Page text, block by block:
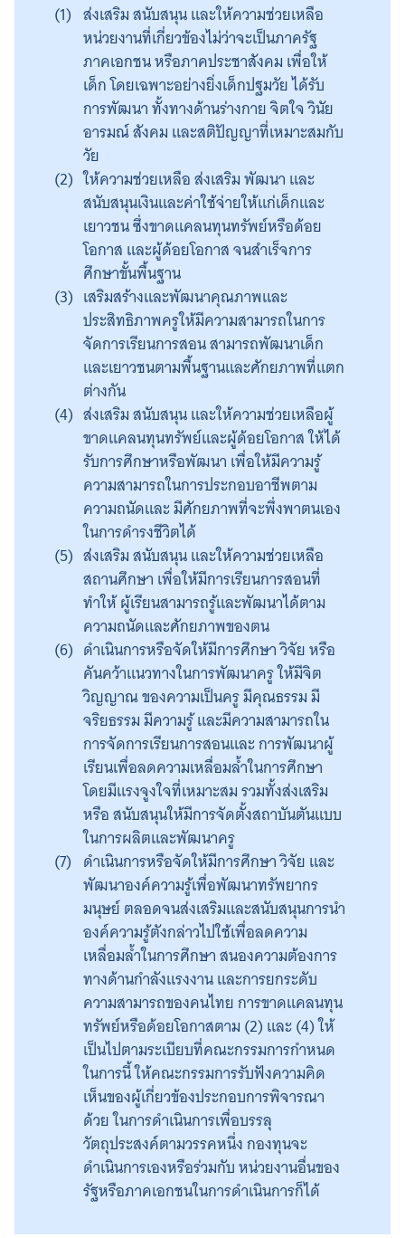
ส่งเสริม สนับสนุน และให้ความช่วยเหลือ
หน่วยงานที่เกี่ยวข้องไม่ว่าจะเป็นภาครัฐ
ภาคเอกชน หรือภาคประชาสังคม เพื่อให้
เด็ก โดยเฉพาะอย่างยิ่งเด็กปฐมวัย ได้รับ
การพัฒนา ทั้งทางด้านร่างกาย จิตใจ วินัย
อารมณ์ สังคม และสติปัญญาที่เหมาะสมกับ
วัย
ให้ความช่วยเหลือ ส่งเสริม พัฒนา และ
สนับสนุนเงินและค่าใช้จ่ายให้แก่เด็กและ
เยาวชน ซึ่งขาดแคลนทุนทรัพย์หรือด้อย
โอกาส และผู้ด้อยโอกาส จนสำเร็จการ
ศึกษาขั้นพื้นฐาน
เสริมสร้างและพัฒนาคุณภาพและ
ประสิทธิภาพครูให้มีความสามารถในการ
จัดการเรียนการสอน สามารถพัฒนาเด็ก
และเยาวชนตามพื้นฐานและศักยภาพที่แตก
ต่างกัน
ส่งเสริม สนับสนุน และให้ความช่วยเหลือผู้
ขาดแคลนทุนทรัพย์และผู้ด้อยโอกาส ให้ได้
รับการศึกษาหรือพัฒนา เพื่อให้มีความรู้
ความสามารถในการประกอบอาชีพตาม
ความถนัดและ มีศักยภาพที่จะพึ่งพาตนเอง
ในการดำรงชีวิตได้
ส่งเสริม สนับสนุน และให้ความช่วยเหลือ
สถานศึกษา เพื่อให้มีการเรียนการสอนที่
ทำให้ ผู้เรียนสามารถรู้และพัฒนาได้ตาม
ความถนัดและศักยภาพของตน
ดำเนินการหรือจัดให้มีการศึกษา วิจัย หรือ
คันคว้าแนวทางในการพัฒนาครู ให้มีจิต
วิญญาณ ของความเป็นครู มีคุณธรรม มี
จริยธรรม มีความรู้ และมีความสามารถใน
การจัดการเรียนการสอนและ การพัฒนาผู้
เรียนเพื่อลดความเหลื่อมล้ำในการศึกษา
โดยมีแรงจูงใจที่เหมาะสม รวมทั้งส่งเสริม
หรือ สนับสนุนให้มีการจัดตั้งสถาบันตันแบบ
ในการผลิตและพัฒนาครู
ดำเนินการหรือจัดให้มีการศึกษา วิจัย และ
พัฒนาองค์ความรู้เพื่อพัฒนาทรัพยากร
มนุษย์ ตลอดจนส่งเสริมและสนับสนุนการนำ
องค์ความรู้ตังกล่าวไปใช้เพื่อลดความ
เหลื่อมล้ำในการศึกษา สนองความต้องการ
ทางด้านกำลังแรงงาน และการยกระดับ
ความสามารถของคนไทย การขาดแคลนทุน
ทรัพย์หรือด้อยโอกาสตาม (2) และ (4) ให้
เป็นไปตามระเบียบที่คณะกรรมการกำหนด
ในการนี้ ให้คณะกรรมการรับฟังความคิด
เห็นของผู้เกี่ยวข้องประกอบการพิจารณา
ด้วย ในการดำเนินการเพื่อบรรลุ
วัตถุประสงค์ตามวรรคหนึ่ง กองทุนจะ
ดำเนินการเองหรือร่วมกับ หน่วยงานอื่นของ
รัฐหรือภาคเอกชนในการดำเนินการก็ได้